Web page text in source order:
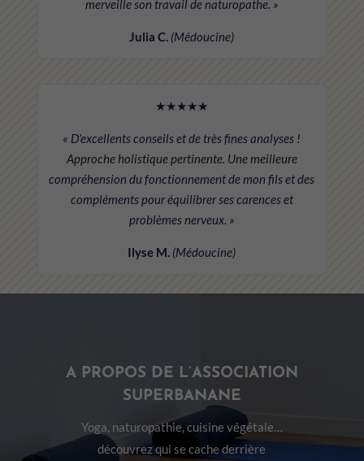
merveille son travail de naturopathe. »
Julia C. (Médoucine)
★★★★★
« D’excellents conseils et de très fines analyses !
Approche holistique pertinente. Une meilleure
compréhension du fonctionnement de mon fils et des
compléments pour équilibrer ses carences et
problèmes nerveux. »
Ilyse M. (Médoucine)
A PROPOS DE L’ASSOCIATION
SUPERBANANE
Yoga, naturopathie, cuisine végétale…
découvrez qui se cache derrière